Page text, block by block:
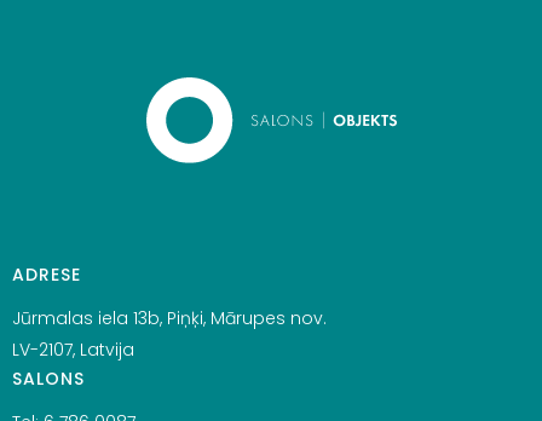
ADRESE
Jūrmalas iela 13b, Piņķi, Mārupes nov.
LV-2107, Latvija
SALONS